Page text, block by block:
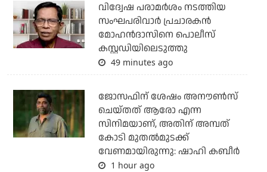
വിദ്വേഷ പരാമര്‍ശം നടത്തിയ
സംഘപരിവാര്‍ പ്രചാരകന്‍
മോഹന്‍ദാസിനെ പൊലീസ്
കസ്റ്റഡിയിലെടുത്തു
49 minutes ago
ജോസഫിന് ശേഷം അനൗണ്‍സ്
ചെയ്തത് ആരോ എന്ന
സിനിമയാണ്, അതിന് അമ്പത്
കോടി മുതല്‍മുടക്ക്
വേണമായിരുന്നു: ഷാഹി കബീര്‍
1 hour ago